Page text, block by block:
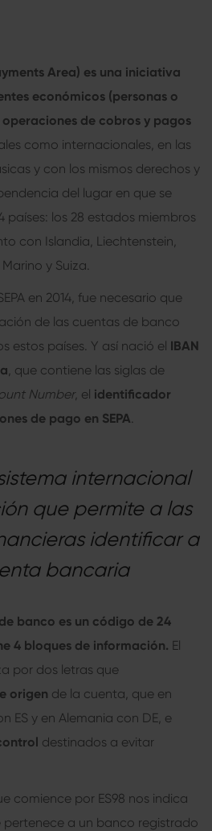
Area) es una iniciativa
económicos (personas o
operaciones de cobros y pagos
como internacionales, en las
y con los mismos derechos y
del lugar en que se
países: los 28 estados miembros
con Islandia, Liechtenstein,
y Suiza.
en 2014, fue necesario que
de las cuentas de banco
estos países. Y así nació el IBAN
, que contiene las siglas de
Number, el identificador
de pago en SEPA
internacional
que permite a las
identificar a
bancaria
banco es un código de 24
4 bloques de información. El
por dos letras que
origen de la cuenta, que en
ES y en Alemania con DE, e
destinados a evitar
comience por ES98 nos indica
a un banco registrado